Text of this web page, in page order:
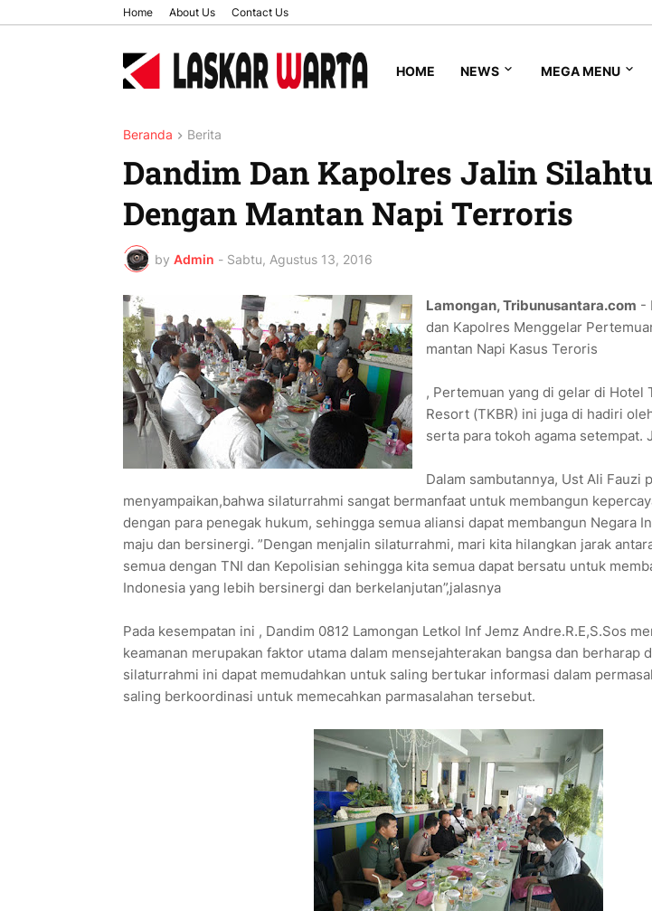
Home About Us Contact Us
HOME NEWS MEGA MENU
Beranda Berita
Dandim Dan Kapolres Jalin
Dengan Mantan Napi Terroris
by Admin - Sabtu, Agustus 13, 2016
Lamongan, Tribunusantara.com -
dan Kapolres Menggelar
mantan Napi Kasus Teroris
, Pertemuan yang di gelar di Hotel
Resort (TKBR) ini juga di hadiri
serta para tokoh agama setempat.
Dalam sambutannya, Ust Ali Fauzi
menyampaikan,bahwa silaturrahmi sangat bermanfaat untuk membangun
dengan para penegak hukum, sehingga semua aliansi dapat membangun Negara
maju dan bersinergi. ”Dengan menjalin silaturrahmi, mari kita hilangkan jarak
semua dengan TNI dan Kepolisian sehingga kita semua dapat bersatu untuk
Indonesia yang lebih bersinergi dan berkelanjutan”,jalasnya
Pada kesempatan ini , Dandim 0812 Lamongan Letkol Inf Jemz Andre.R.E,S.Sos
keamanan merupakan faktor utama dalam mensejahterakan bangsa dan berharap
silaturrahmi ini dapat memudahkan untuk saling bertukar informasi dalam
saling berkoordinasi untuk memecahkan parmasalahan tersebut.